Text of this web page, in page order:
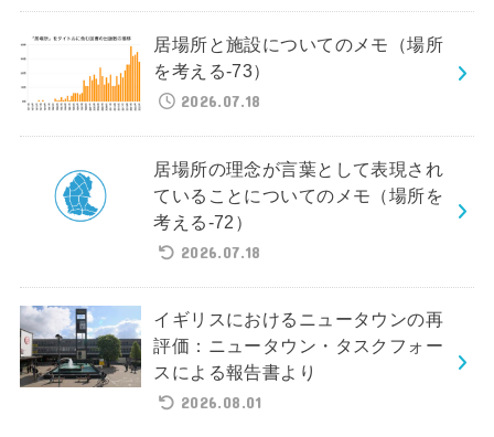
居場所と施設についてのメモ（場所
を考える-73）
2026.07.18
居場所の理念が言葉として表現され
ていることについてのメモ（場所を
考える-72）
2026.07.18
イギリスにおけるニュータウンの再
評価：ニュータウン・タスクフォー
スによる報告書より
2026.08.01